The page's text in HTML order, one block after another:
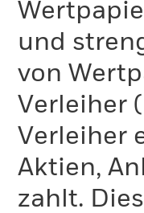
und
von
Verleiher
Verleiher
Aktien,
zahlt.